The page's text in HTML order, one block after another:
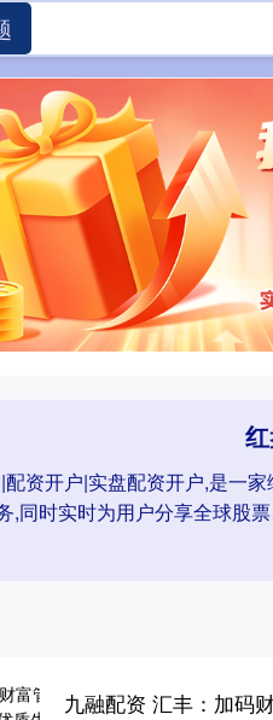
资开户|实盘配资开户,是一
,同时实时为用户分享全球股
九融配资 汇丰：加码